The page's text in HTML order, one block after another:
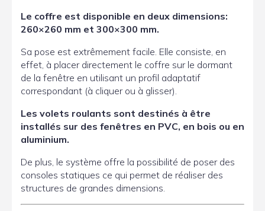
Le coffre est disponible en deux dimensions:
260×260 mm et 300×300 mm.
Sa pose est extrêmement facile. Elle consiste, en
effet, à placer directement le coffre sur le dormant
de la fenêtre en utilisant un profil adaptatif
correspondant (à cliquer ou à glisser).
Les volets roulants sont destinés à être
installés sur des fenêtres en PVC, en bois ou en
aluminium.
De plus, le système offre la possibilité de poser des
consoles statiques ce qui permet de réaliser des
structures de grandes dimensions.